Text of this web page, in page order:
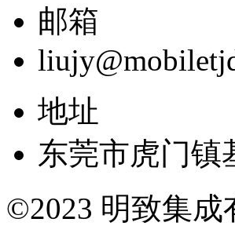
邮箱
地址
东莞市虎门镇
©2023 明致集成